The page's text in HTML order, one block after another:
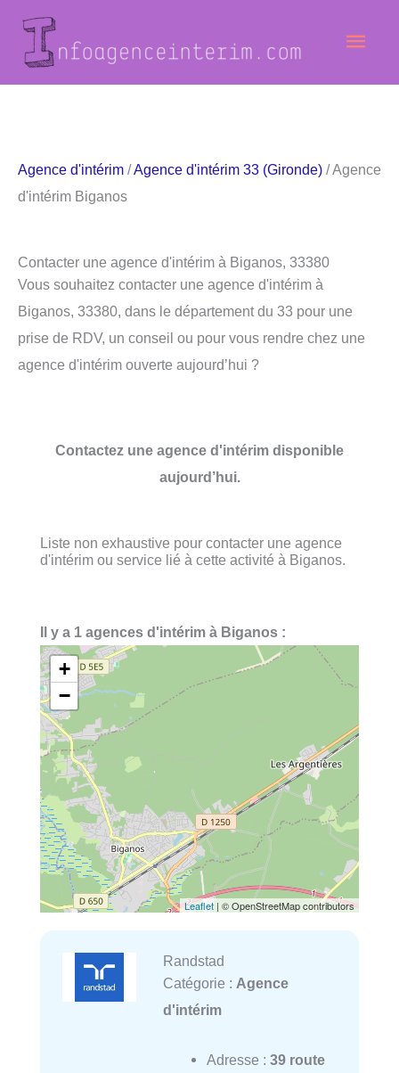
contenu
Agence d'intérim /Agence d'intérim 33 (Gironde) / Agence
d'intérim Biganos
Contacter une agence d'intérim à Biganos, 33380
Vous souhaitez contacter une agence d'intérim à
Biganos, 33380, dans le département du 33 pour une
prise de RDV, un conseil ou pour vous rendre chez une
agence d'intérim ouverte aujourd’hui ?
Contactez une agence d'intérim disponible
aujourd’hui.
Liste non exhaustive pour contacter une agence
d'intérim ou service lié à cette activité à Biganos.
Il y a 1 agences d'intérim à Biganos :
+
−
Leaflet | © OpenStreetMap contributors
Randstad
Catégorie : Agence
d'intérim
Adresse : 39 route